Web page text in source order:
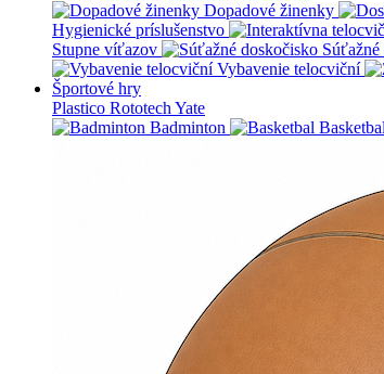
Dopadové žinenky
Hygienické príslušenstvo
Stupne víťazov
Vybavenie telocviční
Športové hry
Plastico Rototech Yate
Badminton
Basketbal